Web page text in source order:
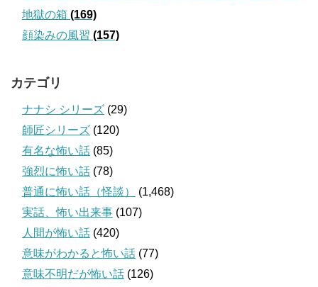
地獄の箱 (169)
顔染みの風習 (157)
カテゴリ
ナナシ シリーズ (29)
師匠シリーズ (120)
有名な怖い話 (85)
強烈に怖い話 (78)
普通に怖い話（怪談）
(1,468)
実話、怖い出来事 (107)
人間が怖い話 (420)
意味がわかると怖い話 (77)
意味不明だが怖い話 (126)